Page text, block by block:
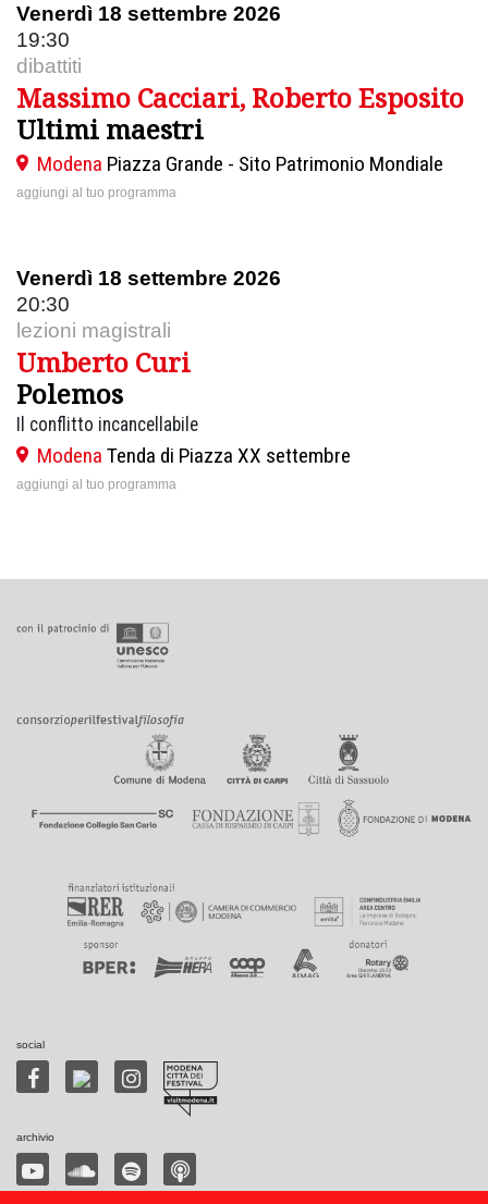
Venerdì 18 settembre 2026
19:30
dibattiti
Massimo Cacciari, Roberto Esposito
Ultimi maestri
Modena Piazza Grande - Sito Patrimonio Mondiale
aggiungi al tuo programma
Venerdì 18 settembre 2026
20:30
lezioni magistrali
Umberto Curi
Polemos
Il conflitto incancellabile
Modena Tenda di Piazza XX settembre
aggiungi al tuo programma
social
archivio